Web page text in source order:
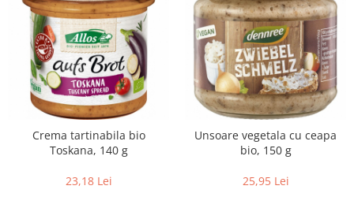
Crema tartinabila bio
Toskana, 140 g
23,18 Lei
Unsoare vegetala cu ceapa
bio, 150 g
25,95 Lei